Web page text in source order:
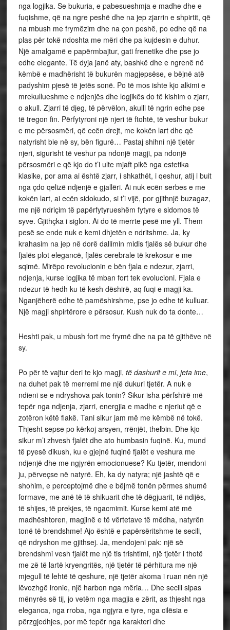
nga logjika. Se bukuria, e pabesueshmja e madhe dhe e
fuqishme, që na ngre peshë dhe na jep zjarrin e shpirtit, që
na mbush me frymëzim dhe na çon peshë, po edhe që na
plas për tokë ndoshta me mëri dhe pa kujdesin e duhur.
Një amalgamë e papërmbajtur, gati frenetike dhe pse jo
edhe elegante. Të dyja janë aty, bashkë dhe e ngrenë në
këmbë e madhërisht të bukurën magjepsëse, e bëjnë atë
padyshim pjesë të jetës sonë. Po të mos ishte kjo alkimi e
mrekullueshme e ndjenjës dhe logjikës do të kishim o zjarr,
o akull. Zjarri të djeg, të përvëlon, akulli të ngrin edhe pse
të tregon fin. Përfytyroni një njeri të ftohtë, të veshur bukur
e me përsosmëri, që ecën drejt, me kokën lart dhe që
natyrisht bie në sy, bën figurë… Pastaj shihni një tjetër
njeri, sigurisht të veshur pa ndonjë magji, pa ndonjë
përsosmëri e që kjo do t’i ulte mjaft pikë nga estetika
klasike, por ama ai është zjarr, i shkathët, i qeshur, atij i buit
nga çdo qelizë ndjenjë e gjallëri. Ai nuk ecën serbes e me
kokën lart, ai ecën sidokudo, si t’i vijë, por gjithnjë buzagaz,
me një ndriçim të papërfytyrueshëm fytyre e sidomos të
syve. Gjithçka i siglon. Ai do të merrte pesë me yll. Them
pesë se ende nuk e kemi dhjetën e ndritshme. Ja, ky
krahasim na jep në dorë dallimin midis fjalës së bukur dhe
fjalës plot elegancë, fjalës cerebrale të krekosur e me
sqimë. Mirëpo revolucionin e bën fjala e ndezur, zjarri,
ndjenja, kurse logjika të mban fort tek evolucioni. Fjala e
ndezur të hedh ku të kesh dëshirë, aq fuqi e magji ka.
Nganjëherë edhe të pamëshirshme, pse jo edhe të kulluar.
Një magji shpirtërore e përsosur. Kush nuk do ta donte…
Heshti pak, u mbush fort me frymë dhe na pa të gjithëve në
sy.
Po për të vajtur deri te kjo magji, të dashurit e mi, jeta ime,
na duhet pak të merremi me një dukuri tjetër. A nuk e
ndieni se e ndryshova pak tonin? Sikur isha përfshirë më
tepër nga ndjenja, zjarri, energjia e madhe e njeriut që e
zotëron këtë flakë. Tani sikur jam më me këmbë në tokë.
Thjesht sepse po kërkoj arsyen, rrënjët, thelbin. Dhe kjo
sikur m’i zhvesh fjalët dhe ato humbasin fuqinë. Ku, mund
të pyesë dikush, ku e gjejnë fuqinë fjalët e veshura me
ndjenjë dhe me ngjyrën emocionuese? Ku tjetër, mendoni
ju, përveçse në natyrë. Eh, ka dy natyra; një jashtë që e
shohim, e perceptojmë dhe e bëjmë tonën përmes shumë
formave, me anë të të shikuarit dhe të dëgjuarit, të ndijës,
të shijes, të prekjes, të ngacmimit. Kurse kemi atë më
madhështoren, magjinë e të vërtetave të mëdha, natyrën
tonë të brendshme! Ajo është e papërsëritshme te secili,
që ndryshon me gjithsej. Ja, mendojeni pak: një së
brendshmi vesh fjalët me një tis trishtimi, një tjetër i thotë
me zë të lartë kryengritës, një tjetër të përhitura me një
mjegull të lehtë të qeshure, një tjetër akoma i ruan nën një
lëvozhgë ironie, një harbon nga mëria… Dhe secili sipas
mënyrës së tij, jo vetëm nga magjia e zërit, as thjesht nga
eleganca, nga rroba, nga ngjyra e tyre, nga cilësia e
përzgjedhjes, por më tepër nga karakteri dhe